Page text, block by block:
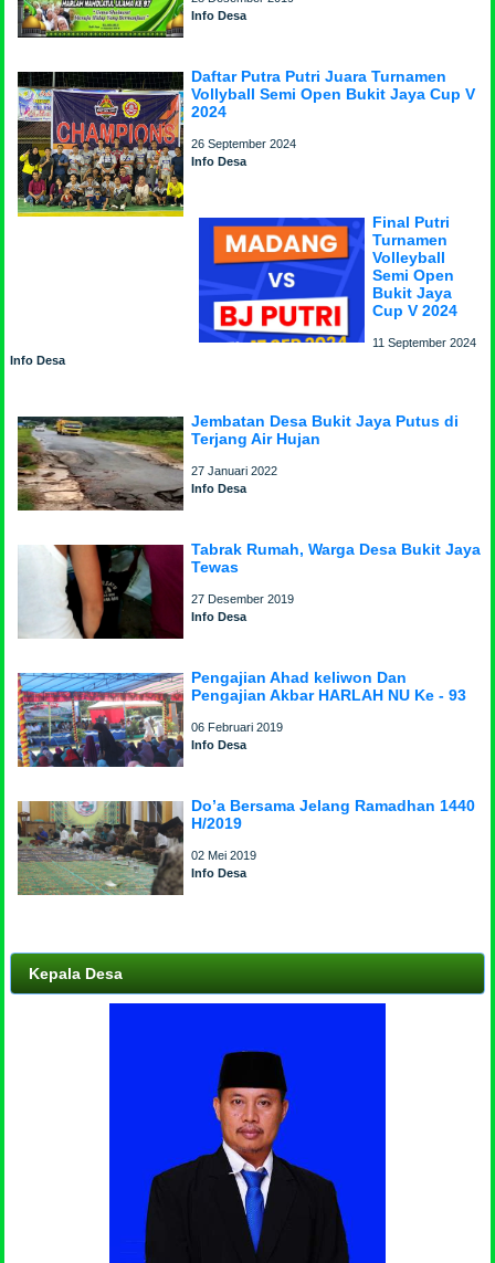
Info Desa
Daftar Putra Putri Juara Turnamen
Vollyball Semi Open Bukit Jaya Cup V
2024
26 September 2024
Info Desa
Final Putri
Turnamen
Volleyball
Semi Open
Bukit Jaya
Cup V 2024
11 September 2024
Info Desa
Jembatan Desa Bukit Jaya Putus di
Terjang Air Hujan
27 Januari 2022
Info Desa
Tabrak Rumah, Warga Desa Bukit Jaya
Tewas
27 Desember 2019
Info Desa
Pengajian Ahad keliwon Dan
Pengajian Akbar HARLAH NU Ke - 93
06 Februari 2019
Info Desa
Do’a Bersama Jelang Ramadhan 1440
H/2019
02 Mei 2019
Info Desa
Kepala Desa